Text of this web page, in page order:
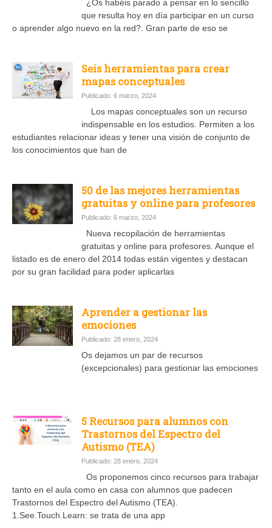
¿Os habéis parado a pensar en lo sencillo
que resulta hoy en día participar en un curso
o aprender algo nuevo en la red?. Gran parte de eso se
Seis herramientas para crear
mapas conceptuales
Publicado: 6 marzo, 2024
Los mapas conceptuales son un recurso
indispensable en los estudios. Permiten a los
estudiantes relacionar ideas y tener una visión de conjunto de
los conocimientos que han de
50 de las mejores herramientas
gratuitas y online para profesores
Publicado: 6 marzo, 2024
Nueva recopilación de herramientas
gratuitas y online para profesores. Aunque el
listado es de enero del 2014 todas están vigentes y destacan
por su gran facilidad para poder aplicarlas
Aprender a gestionar las
emociones
Publicado: 28 enero, 2024
Os dejamos un par de recursos
(excepcionales) para gestionar las emociones
5 Recursos para alumnos con
Trastornos del Espectro del
Autismo (TEA)
Publicado: 28 enero, 2024
Os proponemos cinco recursos para trabajar
tanto en el aula como en casa con alumnos que padecen
Trastornos del Espectro del Autismo (TEA).
1.See.Touch.Learn: se trata de una app